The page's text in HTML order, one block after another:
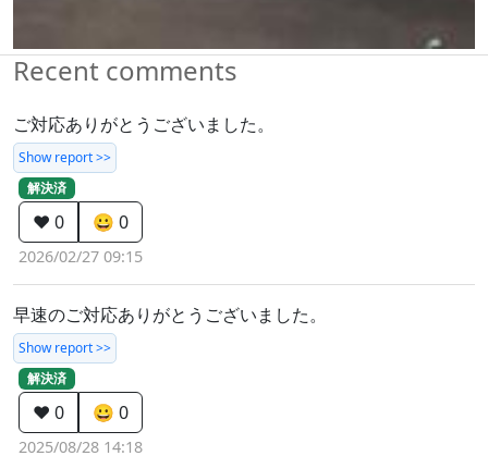
Recent comments
ご対応ありがとうございました。
Show report >>
解決済
❤️ 0 😀 0
2026/02/27 09:15
早速のご対応ありがとうございました。
Show report >>
解決済
❤️ 0 😀 0
2025/08/28 14:18